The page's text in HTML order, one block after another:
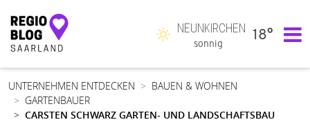
Hauptnavigation
NEUNKIRCHEN
sonnig
18°
UNTERNEHMEN ENTDECKEN
BAUEN & WOHNEN
GARTENBAUER
CARSTEN SCHWARZ GARTEN- UND LANDSCHAFTSBAU